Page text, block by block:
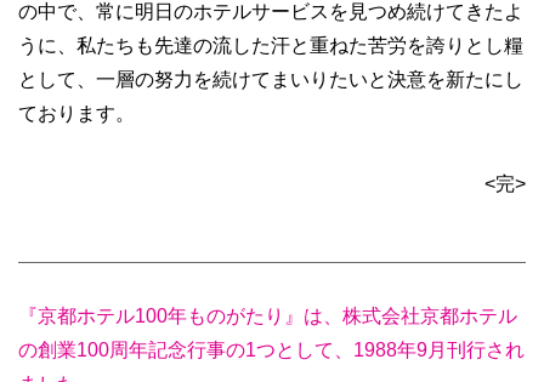
の中で、常に明日のホテルサービスを見つめ続けてきたよ
うに、私たちも先達の流した汗と重ねた苦労を誇りとし糧
として、一層の努力を続けてまいりたいと決意を新たにし
ております。
<完>
『京都ホテル100年ものがたり』は、株式会社京都ホテル
の創業100周年記念行事の1つとして、1988年9月刊行され